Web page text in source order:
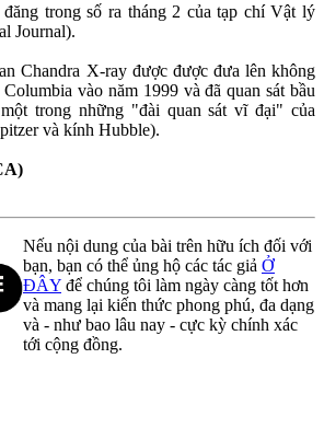
trong số ra tháng 2 của tạp chí Vật lý
Journal).
Chandra X-ray được được đưa lên không
vào năm 1999 và đã quan sát bầu
trong những "đài quan sát vĩ đại" của
và kính Hubble).
Nếu nội dung của bài trên hữu ích đối với
bạn, bạn có thể ủng hộ các tác giả Ở
ĐÂY để chúng tôi làm ngày càng tốt hơn
và mang lại kiến thức phong phú, đa dạng
và - như bao lâu nay - cực kỳ chính xác
tới cộng đồng.